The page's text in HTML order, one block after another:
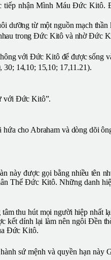
nhận Mình Máu Đức Kitô.
dưỡng từ một nguồn mạch
trong Đức Kitô và nhờ Đức
với Đức Kitô để được sống
14,10; 15,10; 17,11.21).
với Đức Kitô”.
cho Abraham và dòng dõi
này được gọi bằng nhiều tên
Đức Kitô. Những danh
thu hút mọi người hiệp nhất
dính lại làm nên ngôi Đền
Đức Kitô.
sứ mệnh và quyền hạn này